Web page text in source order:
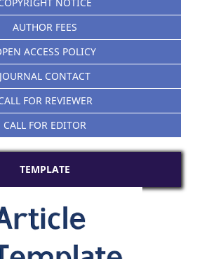
AUTHOR FEES
ACCESS POLICY
JOURNAL CONTACT
FOR REVIEWER
CALL FOR EDITOR
TEMPLATE